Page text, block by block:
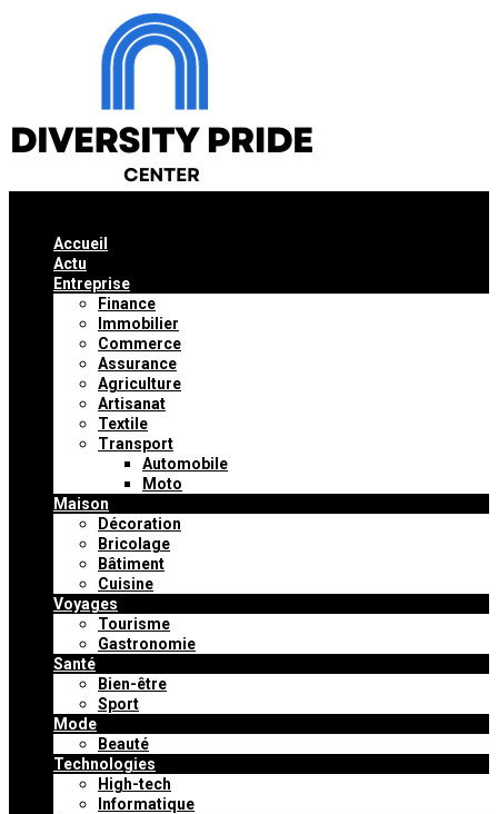
Accueil
Actu
Entreprise
Finance
Immobilier
Commerce
Assurance
Agriculture
Artisanat
Textile
Transport
Automobile
Moto
Maison
Décoration
Bricolage
Bâtiment
Cuisine
Voyages
Tourisme
Gastronomie
Santé
Bien-être
Sport
Mode
Beauté
Technologies
High-tech
Informatique